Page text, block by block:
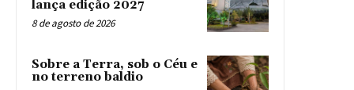
lança edição 2027
8 de agosto de 2026
Sobre a Terra, sob o Céu e
no terreno baldio